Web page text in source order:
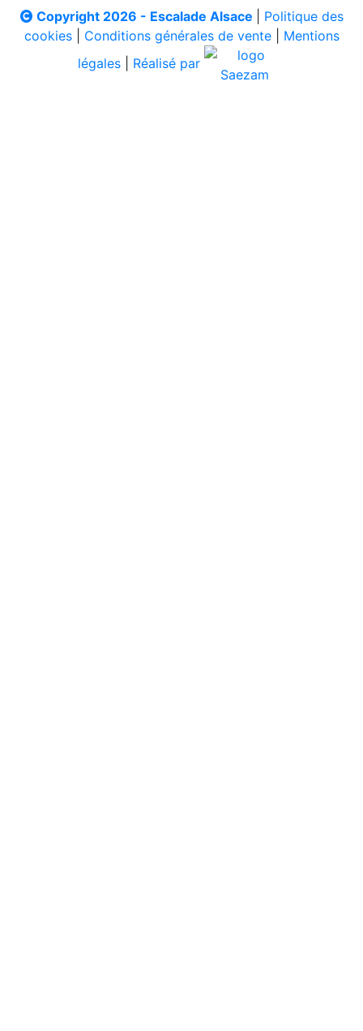
Copyright 2026 - Escalade Alsace
Politique des
cookies| Conditions générales de vente| Mentions
légales
Réalisé par